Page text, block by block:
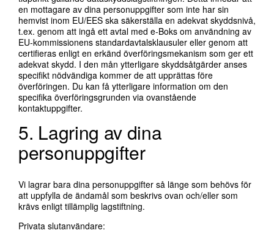
en mottagare av dina personuppgifter som inte har sin
hemvist inom EU/EES ska säkerställa en adekvat skyddsnivå,
t.ex. genom att ingå ett avtal med e-Boks om användning av
EU-kommissionens standardavtalsklausuler eller genom att
certifieras enligt en erkänd överföringsmekanism som ger ett
adekvat skydd. I den mån ytterligare skyddsåtgärder anses
specifikt nödvändiga kommer de att upprättas före
överföringen. Du kan få ytterligare information om den
specifika överföringsgrunden via ovanstående
kontaktuppgifter.
5. Lagring av dina
personuppgifter
Vi lagrar bara dina personuppgifter så länge som behövs för
att uppfylla de ändamål som beskrivs ovan och/eller som
krävs enligt tillämplig lagstiftning.
Privata slutanvändare: